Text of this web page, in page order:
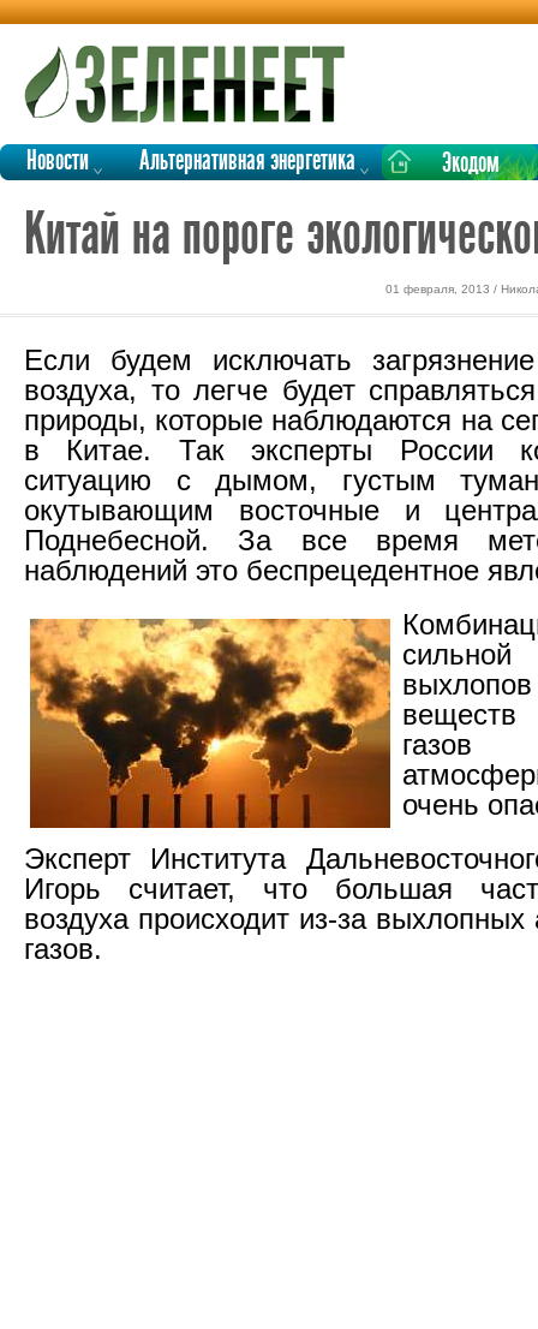
Новости Альтернативная энергетика Экодом
Китай на пороге
01 февраля, 2013 /
Если будем исключать
воздуха, то легче будет
природы, которые наблюдаются на
в Китае. Так эксперты России
ситуацию с дымом, густым
окутывающим восточные и
Поднебесной. За все время
наблюдений это беспрецедентное
сильной
газов
очень
Эксперт Института
Игорь считает, что большая
воздуха происходит из-за
газов.